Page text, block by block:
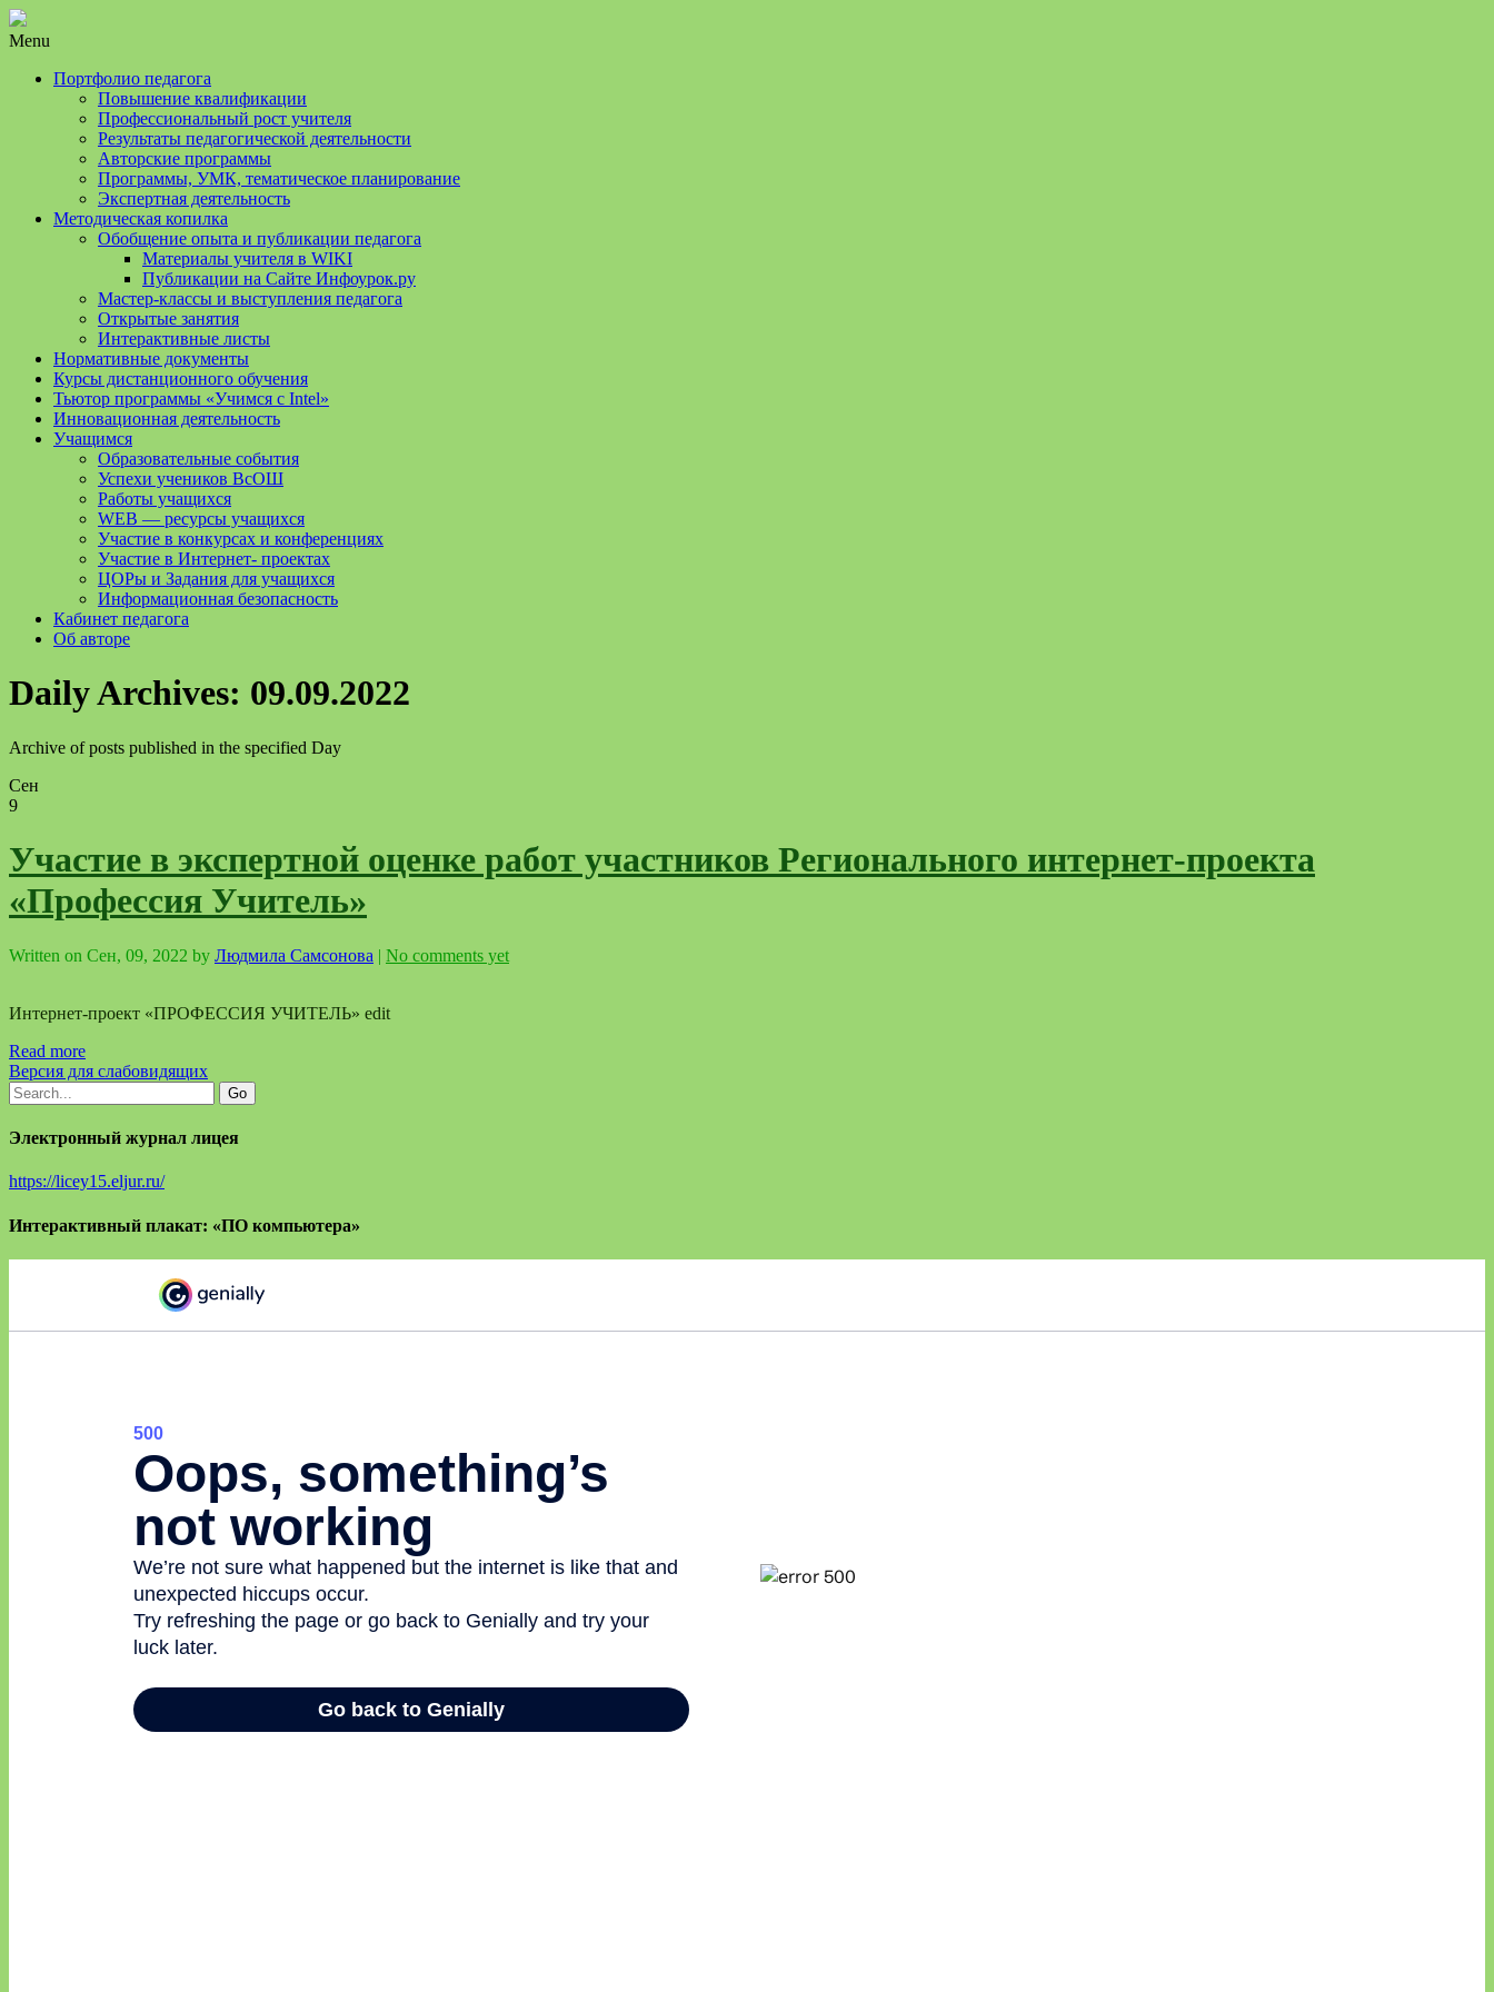
Menu
Портфолио педагога
Повышение квалификации
Профессиональный рост учителя
Результаты педагогической деятельности
Авторские программы
Программы, УМК, тематическое планирование
Экспертная деятельность
Методическая копилка
Обобщение опыта и публикации педагога
Материалы учителя в WIKI
Публикации на Сайте Инфоурок.ру
Мастер-классы и выступления педагога
Открытые занятия
Интерактивные листы
Нормативные документы
Курсы дистанционного обучения
Тьютор программы «Учимся с Intel»
Инновационная деятельность
Учащимся
Образовательные события
Успехи учеников ВсОШ
Работы учащихся
WEB — ресурсы учащихся
Участие в конкурсах и конференциях
Участие в Интернет- проектах
ЦОРы и Задания для учащихся
Информационная безопасность
Кабинет педагога
Об авторе
Daily Archives: 09.09.2022
Archive of posts published in the specified Day
Сен
9
Участие в экспертной оценке работ участников Регионального интернет-проекта
«Профессия Учитель»
Written on Сен, 09, 2022 by Людмила Самсонова | No comments yet
Интернет-проект «ПРОФЕССИЯ УЧИТЕЛЬ» edit
Read more
Версия для слабовидящих
Электронный журнал лицея
https://licey15.eljur.ru/
Интерактивный плакат: «ПО компьютера»